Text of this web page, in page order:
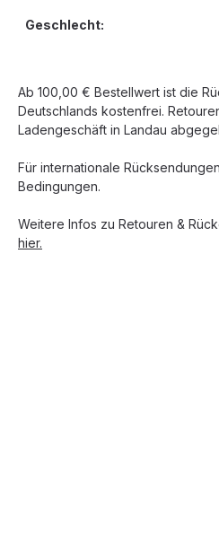
Geschlecht:
Ab 100,00 € Bestellwert ist die
Deutschlands kostenfrei.
Ladengeschäft in Landau
Für internationale
Bedingungen.
Weitere Infos zu Retouren &
hier.